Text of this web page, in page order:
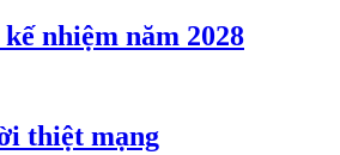
nhiệm năm 2028
thiệt mạng